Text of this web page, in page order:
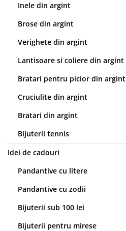
Inele din argint
Brose din argint
Verighete din argint
Lantisoare si coliere din argint
Bratari pentru picior din argint
Cruciulite din argint
Bratari din argint
Bijuterii tennis
Idei de cadouri
Pandantive cu litere
Pandantive cu zodii
Bijuterii sub 100 lei
Bijuterii pentru mirese